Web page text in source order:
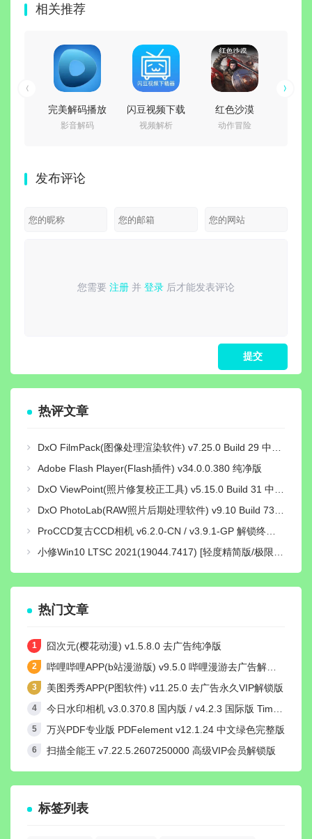
相关推荐
电脑
解码包
闪豆视频下载
器(多平台视频
绿色精简版
视频解析
红色沙漠
v1.14.00 免安
压即撸
动作冒险
怪物猎人世界
冰原
+全套装+全
ARPG游戏
发布评论
您需要 注册 并 登录 后才能发表评论
请登录或 注册后再发表评论！
热评文章
DxO FilmPack(图像处理渲染软件) v7.25.0 Build 29 中文绿色激活版
Adobe Flash Player(Flash插件) v34.0.0.380 纯净版
DxO ViewPoint(照片修复校正工具) v5.15.0 Build 31 中文绿色便携版
DxO PhotoLab(RAW照片后期处理软件) v9.10 Build 736 中文激活版
ProCCD复古CCD相机 v6.2.0-CN / v3.9.1-GP 解锁终身pro会员版
小修Win10 LTSC 2021(19044.7417) [轻度精简版/极限精简版]
热门文章
囧次元(樱花动漫) v1.5.8.0 去广告纯净版
哔哩哔哩APP(b站漫游版) v9.5.0 哔哩漫游去广告解除版权受限
美图秀秀APP(P图软件) v11.25.0 去广告永久VIP解锁版
今日水印相机 v3.0.370.8 国内版 / v4.2.3 国际版 Timemark高级VIP会员解锁版
万兴PDF专业版 PDFelement v12.1.24 中文绿色完整版
扫描全能王 v7.22.5.2607250000 高级VIP会员解锁版
标签列表